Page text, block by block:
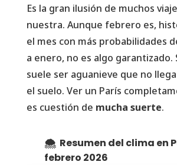
Es la gran ilusión de muchos
nuestra. Aunque febrero es,
el mes con más probabilidades
a enero, no es algo garantizado.
suele ser aguanieve que no
el suelo. Ver un París
es cuestión de mucha suerte.
🌨️ Resumen del clima en
febrero 2026